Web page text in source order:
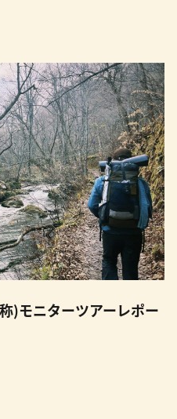
)モニターツアーレポー